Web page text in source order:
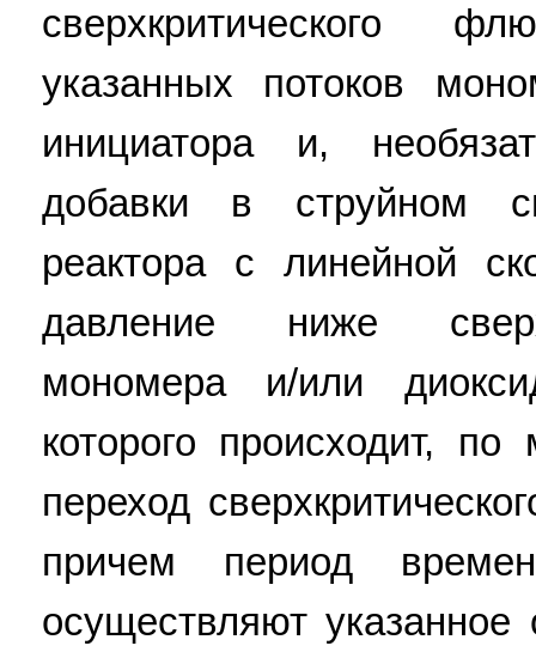
сверхкритического
указанных потоков
инициатора и,
добавки в струйном
реактора с линейной
давление ниже
мономера и/или
которого происходит,
переход
причем период
осуществляют